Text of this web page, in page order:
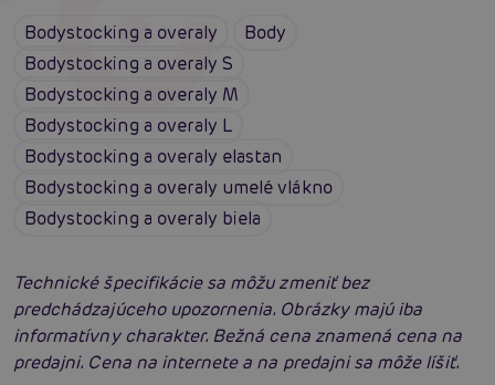
Bodystocking a overaly
Body
Bodystocking a overaly S
Bodystocking a overaly M
Bodystocking a overaly L
Bodystocking a overaly elastan
Bodystocking a overaly umelé vlákno
Bodystocking a overaly biela
Technické špecifikácie sa môžu zmeniť bez
predchádzajúceho upozornenia. Obrázky majú iba
informatívny charakter. Bežná cena znamená cena na
predajni. Cena na internete a na predajni sa môže líšiť.